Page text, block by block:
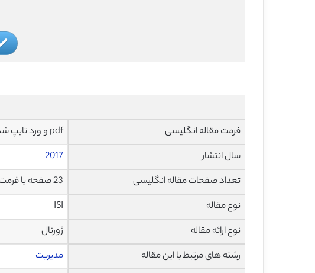
فرمت مقاله انگلیسی
pdf و ورد تایپ شده با قابلیت ویرایش
سال انتشار
2017
تعداد صفحات مقاله انگلیسی
23 صفحه با فرمت pdf
نوع مقاله
ISI
نوع ارائه مقاله
ژورنال
رشته های مرتبط با این مقاله
مدیریت